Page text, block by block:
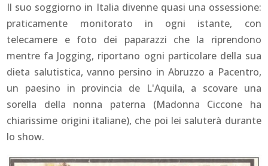
Il suo soggiorno in Italia divenne quasi una ossessione:
praticamente monitorato in ogni istante, con
telecamere e foto dei paparazzi che la riprendono
mentre fa Jogging, riportano ogni particolare della sua
dieta salutistica, vanno persino in Abruzzo a Pacentro,
un paesino in provincia de L'Aquila, a scovare una
sorella della nonna paterna (Madonna Ciccone ha
chiarissime origini italiane), che poi lei saluterà durante
lo show.